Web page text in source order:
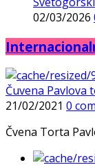
02/03/2026
Čuvena Pavlova
21/02/2021 0
Čvena Torta